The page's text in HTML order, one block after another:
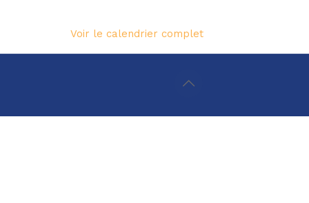
Voir le calendrier complet